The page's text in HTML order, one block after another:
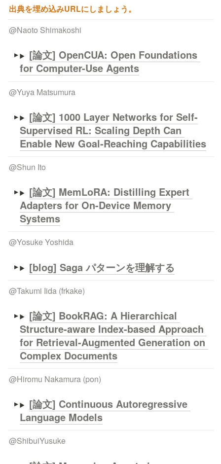
出典を埋め込みURLにしましょう。
@Naoto Shimakoshi
[論文] OpenCUA: Open Foundations
for Computer-Use Agents
@Yuya Matsumura
[論文] 1000 Layer Networks for Self-
Supervised RL: Scaling Depth Can
Enable New Goal-Reaching Capabilities
@Shun Ito
[論文] MemLoRA: Distilling Expert
Adapters for On-Device Memory
Systems
@Yosuke Yoshida
[blog] Saga パターンを理解する
@Takumi Iida (frkake)
[論文] BookRAG: A Hierarchical
Structure-aware Index-based Approach
for Retrieval-Augmented Generation on
Complex Documents
@Hiromu Nakamura (pon)
[論文] Continuous Autoregressive
Language Models
@ShibuiYusuke